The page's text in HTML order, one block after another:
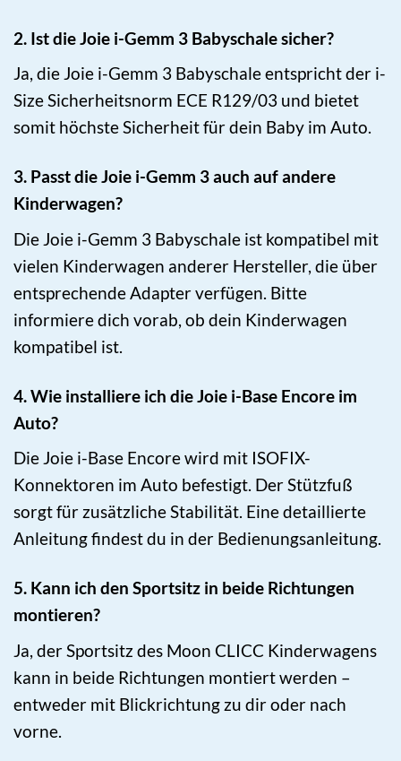
2. Ist die Joie i-Gemm 3 Babyschale sicher?
Ja, die Joie i-Gemm 3 Babyschale entspricht der i-
Size Sicherheitsnorm ECE R129/03 und bietet
somit höchste Sicherheit für dein Baby im Auto.
3. Passt die Joie i-Gemm 3 auch auf andere
Kinderwagen?
Die Joie i-Gemm 3 Babyschale ist kompatibel mit
vielen Kinderwagen anderer Hersteller, die über
entsprechende Adapter verfügen. Bitte
informiere dich vorab, ob dein Kinderwagen
kompatibel ist.
4. Wie installiere ich die Joie i-Base Encore im
Auto?
Die Joie i-Base Encore wird mit ISOFIX-
Konnektoren im Auto befestigt. Der Stützfuß
sorgt für zusätzliche Stabilität. Eine detaillierte
Anleitung findest du in der Bedienungsanleitung.
5. Kann ich den Sportsitz in beide Richtungen
montieren?
Ja, der Sportsitz des Moon CLICC Kinderwagens
kann in beide Richtungen montiert werden –
entweder mit Blickrichtung zu dir oder nach
vorne.